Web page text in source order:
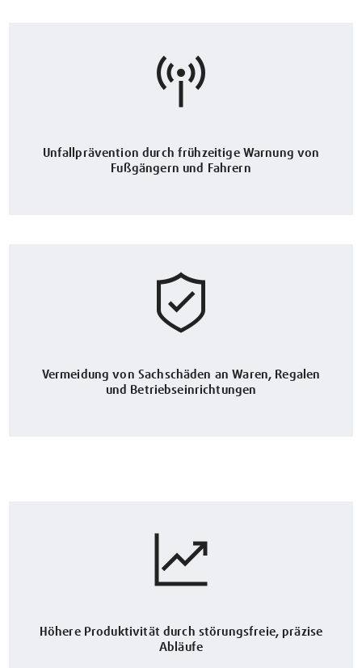
Unfallprävention durch frühzeitige Warnung von
Fußgängern und Fahrern
Vermeidung von Sachschäden an Waren, Regalen
und Betriebseinrichtungen
Höhere Produktivität durch störungsfreie, präzise
Abläufe